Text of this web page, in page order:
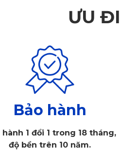
ƯU
Bảo hành
hành 1 đổi 1 trong 18 tháng,
độ bền trên 10 năm.